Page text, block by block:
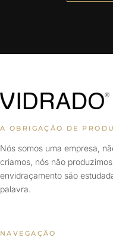
A OBRIGAÇÃO DE
Nós somos uma empresa,
criamos, nós não
envidraçamento são
palavra.
NAVEGAÇÃO